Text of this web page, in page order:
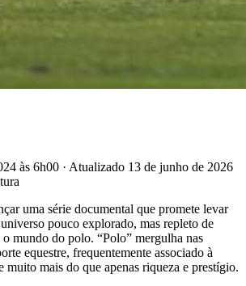
às 6h00 · Atualizado 13 de junho de 2026
uma série documental que promete levar
pouco explorado, mas repleto de
mundo do polo. “Polo” mergulha nas
equestre, frequentemente associado à
muito mais do que apenas riqueza e prestígio.